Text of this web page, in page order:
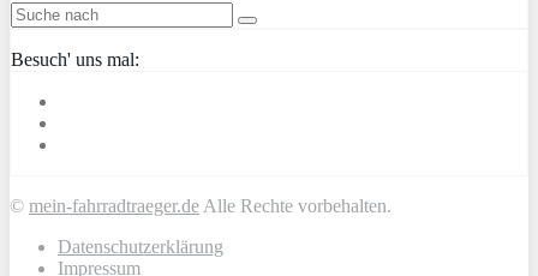
Besuch' uns mal:
© mein-fahrradtraeger.de Alle Rechte vorbehalten.
Datenschutzerklärung
Impressum